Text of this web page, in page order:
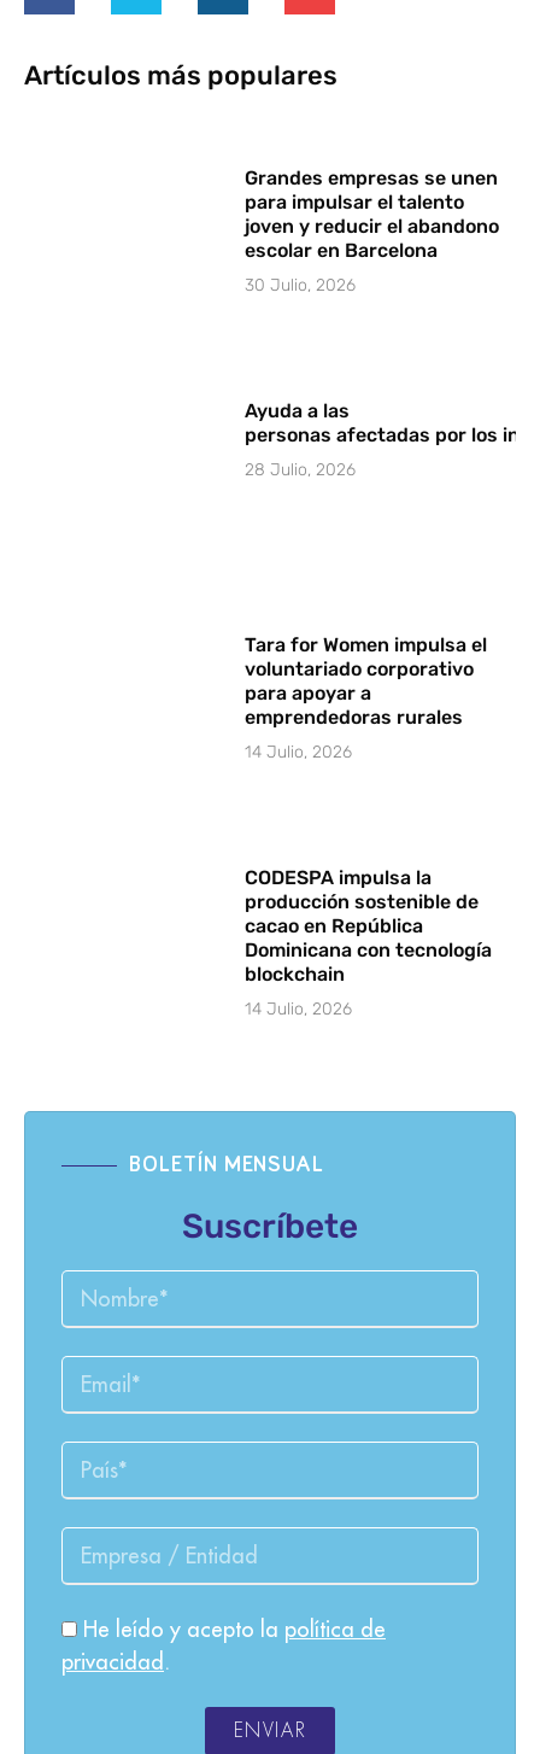
Artículos más populares
Grandes empresas se unen
para impulsar el talento
joven y reducir el abandono
escolar en Barcelona
30 Julio, 2026
Ayuda a las
personas afectadas por los
28 Julio, 2026
Tara for Women impulsa el
voluntariado corporativo
para apoyar a
emprendedoras rurales
14 Julio, 2026
CODESPA impulsa la
producción sostenible de
cacao en República
Dominicana con tecnología
blockchain
14 Julio, 2026
BOLETÍN MENSUAL
Suscríbete
He leído y acepto la política de
privacidad .
ENVIAR